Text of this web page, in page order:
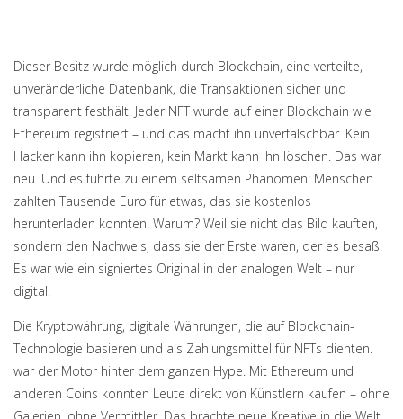
Dieser Besitz wurde möglich durch Blockchain, eine verteilte,
unveränderliche Datenbank, die Transaktionen sicher und
transparent festhält. Jeder NFT wurde auf einer Blockchain wie
Ethereum registriert – und das macht ihn unverfälschbar. Kein
Hacker kann ihn kopieren, kein Markt kann ihn löschen. Das war
neu. Und es führte zu einem seltsamen Phänomen: Menschen
zahlten Tausende Euro für etwas, das sie kostenlos
herunterladen konnten. Warum? Weil sie nicht das Bild kauften,
sondern den Nachweis, dass sie der Erste waren, der es besaß.
Es war wie ein signiertes Original in der analogen Welt – nur
digital.
Die Kryptowährung, digitale Währungen, die auf Blockchain-
Technologie basieren und als Zahlungsmittel für NFTs dienten.
war der Motor hinter dem ganzen Hype. Mit Ethereum und
anderen Coins konnten Leute direkt von Künstlern kaufen – ohne